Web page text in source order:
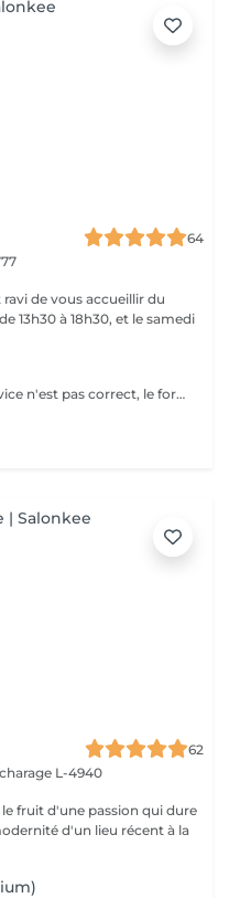
64
de vous accueillir du
13h30 à 18h30, et le samedi
Attention,si la description du service n'est pas correct, le forfait pourra ne pas être exécutée en entier,néanmoins la meilleure solution sera adaptée, ainsi que la différence de prix appliquée sur place. Le prix sera adaptée en supplément - à la difficulté - au supplément de produits - d'autres nécessaires techniques
62
L-4940
fruit d'une passion qui dure
d'un lieu récent à la